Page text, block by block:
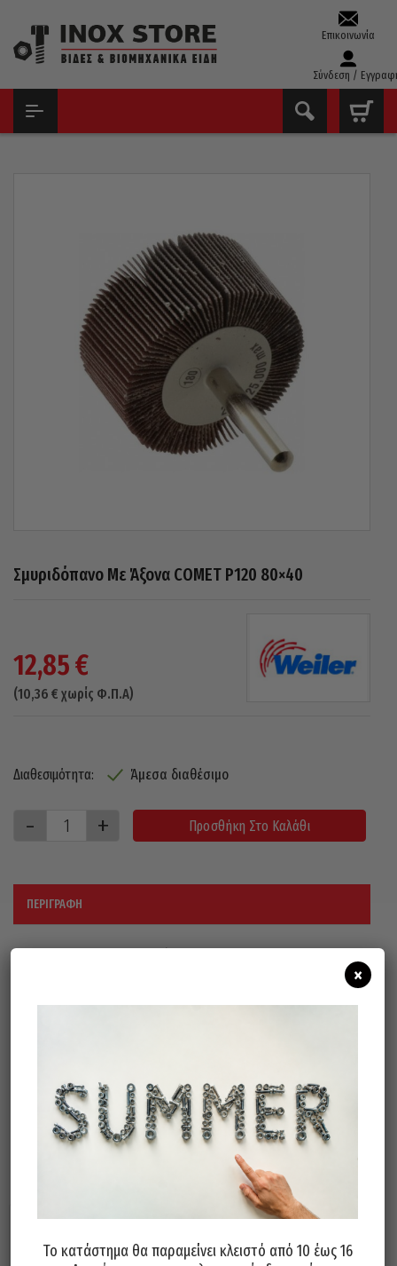
Επικοινωνία
Σύνδεση /
Σμυριδόπανο Με Άξονα COMET P120 80×40
12,85€
(10,36 € χωρίς Φ.Π.Α)
Διαθεσιμότητα: Άμεσα διαθέσιμο
Προσθήκη Στο Καλάθι
ΠΕΡΙΓΡΑΦΉ
Εφαρμογή: σε χάλυβα, κράμα
καουτσούκ.
RPM MAX : 9.000
Σχετικά προϊόντα
Το κατάστημα θα παραμείνει κλειστό από 10 έως 16
×